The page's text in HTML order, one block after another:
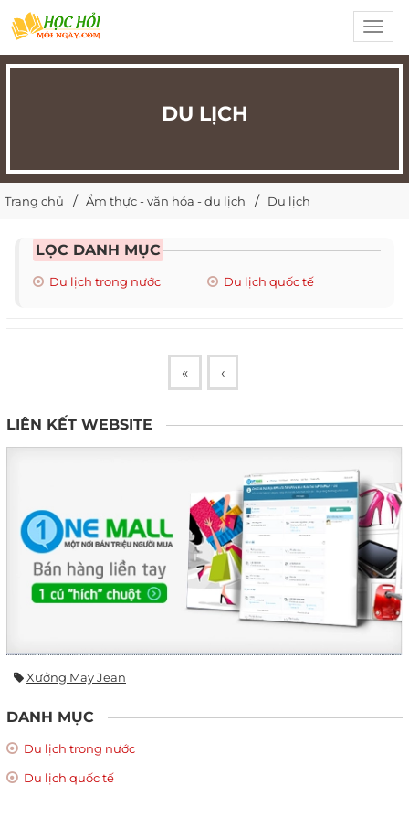
DU LỊCH
Trang chủ Ẩm thực - văn hóa - du lịch Du lịch
LỌC DANH MỤC
Du lịch trong nước Du lịch quốc tế
« ‹
LIÊN KẾT WEBSITE
Xưởng May Jean
DANH MỤC
Du lịch trong nước
Du lịch quốc tế